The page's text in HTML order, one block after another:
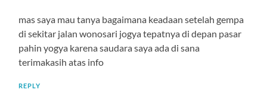
mas saya mau tanya bagaimana keadaan setelah gempa
di sekitar jalan wonosari jogya tepatnya di depan pasar
pahin yogya karena saudara saya ada di sana
terimakasih atas info
REPLY